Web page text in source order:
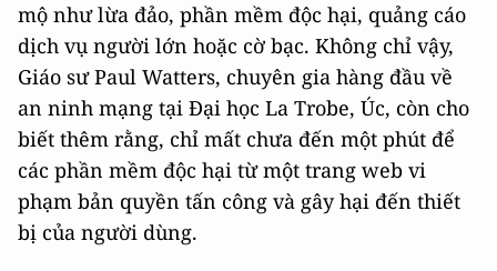
mộ như lừa đảo, phần mềm độc hại, quảng cáo
dịch vụ người lớn hoặc cờ bạc. Không chỉ vậy,
Giáo sư Paul Watters, chuyên gia hàng đầu về
an ninh mạng tại Đại học La Trobe, Úc, còn cho
biết thêm rằng, chỉ mất chưa đến một phút để
các phần mềm độc hại từ một trang web vi
phạm bản quyền tấn công và gây hại đến thiết
bị của người dùng.